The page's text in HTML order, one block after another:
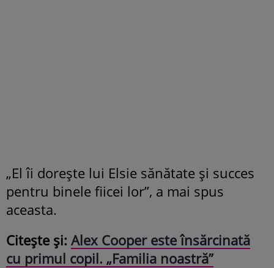
„El îi dorește lui Elsie sănătate și succes
pentru binele fiicei lor”, a mai spus
aceasta.
Citește și: Alex Cooper este însărcinată
cu primul copil. „Familia noastră”